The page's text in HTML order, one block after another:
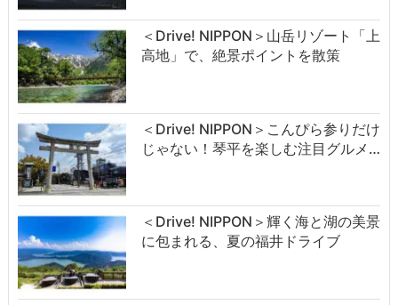
＜Drive! NIPPON＞山岳リゾート「上
高地」で、絶景ポイントを散策
＜Drive! NIPPON＞こんぴら参りだけ
じゃない！琴平を楽しむ注目グルメ…
＜Drive! NIPPON＞輝く海と湖の美景
に包まれる、夏の福井ドライブ